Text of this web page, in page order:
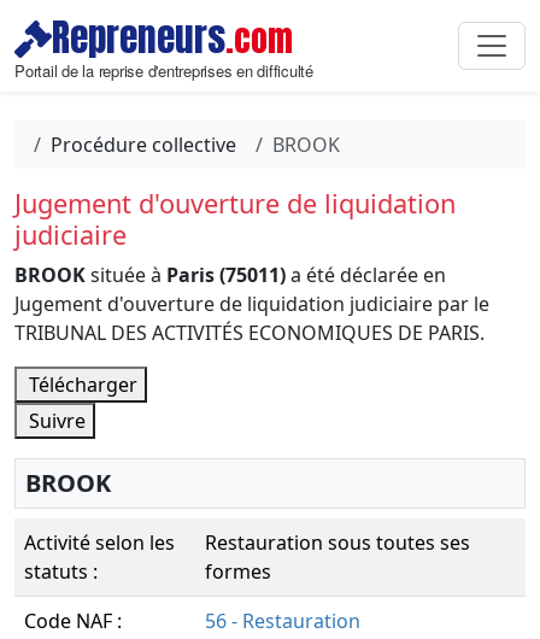
Repreneurs.com
Portail de la reprise d'entreprises en difficulté
Procédure collective BROOK
Jugement d'ouverture de liquidation
judiciaire
BROOKsituée à Paris (75011)a été déclarée en
Jugement d'ouverture de liquidation judiciaire par le
TRIBUNAL DES ACTIVITÉS ECONOMIQUES DE PARIS.
Télécharger
Suivre
BROOK
Activité selon les
statuts :
Restauration sous toutes ses
formes
Code NAF :
56 - Restauration